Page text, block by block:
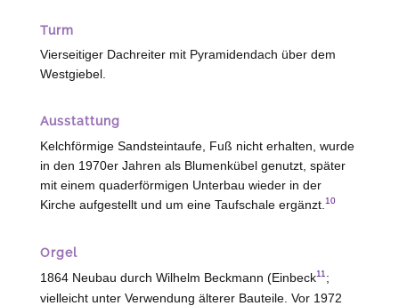
Turm
Vierseitiger Dachreiter mit Pyramidendach über dem
Westgiebel.
Ausstattung
Kelchförmige Sandsteintaufe, Fuß nicht erhalten, wurde
in den 1970er Jahren als Blumenkübel genutzt, später
mit einem quaderförmigen Unterbau wieder in der
Kirche aufgestellt und um eine Taufschale ergänzt. 10
Orgel
1864 Neubau durch Wilhelm Beckmann (Einbeck11 ;
vielleicht unter Verwendung älterer Bauteile. Vor 1972